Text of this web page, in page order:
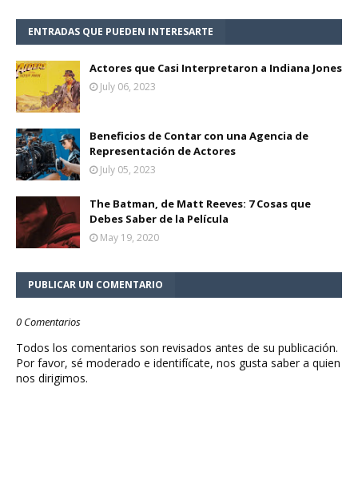
ENTRADAS QUE PUEDEN INTERESARTE
Actores que Casi Interpretaron a Indiana Jones
July 06, 2023
Beneficios de Contar con una Agencia de
Representación de Actores
July 05, 2023
The Batman, de Matt Reeves: 7 Cosas que
Debes Saber de la Película
May 19, 2020
PUBLICAR UN COMENTARIO
0 Comentarios
Todos los comentarios son revisados antes de su publicación.
Por favor, sé moderado e identifícate, nos gusta saber a quien
nos dirigimos.